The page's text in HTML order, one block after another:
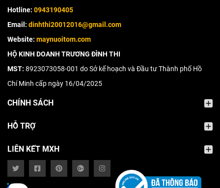
Hotline: 0943190405
Email: dinhthi20012016@gmail.com
Website: maynuoitom.com
HỘ KINH DOANH TRƯƠNG ĐÌNH THI
MST: 8923073058-001 do Sở kế hoạch và Đầu tư Thành phố Hồ
Chí Minh cấp ngày 16/04/2025
CHÍNH SÁCH
HỖ TRỢ
LIÊN KẾT MXH